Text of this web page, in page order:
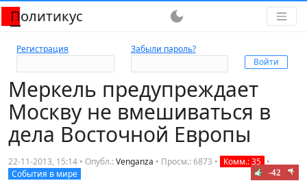
Политикус dark_mode
Регистрация Забыли пароль?
Меркель предупреждает
Москву не вмешиваться в
дела Восточной Европы
22-11-2013, 15:14 • Опубл.:Venganza • Просм.: 6873 • Комм.: 35 •
События в мире
-42